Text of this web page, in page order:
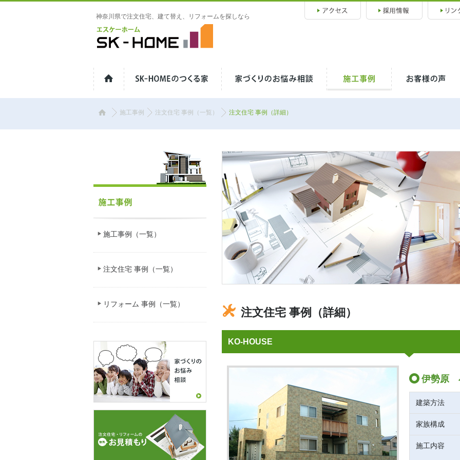
神奈川県で注文住宅、建て替え、リフォームを探しなら
ホ
施工事例 注文住宅 事例（一覧） 注文住宅 事例（詳細）
施工事例（一覧）
注文住宅 事例（一覧）
リフォーム 事例（一覧）
注文住宅 事例（詳細）
KO-HOUSE
伊勢原
建築方法
家族構成
施工内容